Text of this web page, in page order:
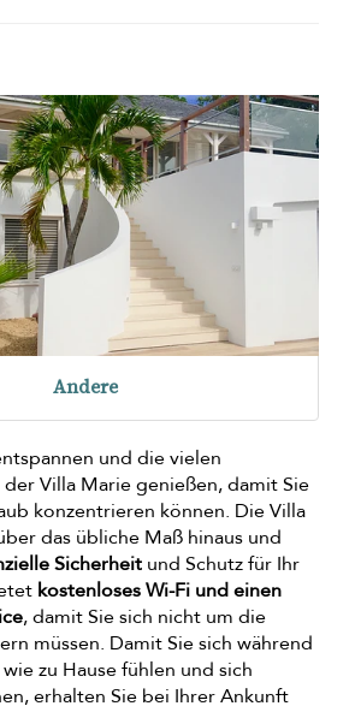
Andere
und die vielen
Villa Marie genießen, damit Sie
konzentrieren können. Die Villa
das übliche Maß hinaus und
Sicherheit und Schutz für Ihr
kostenloses Wi-Fi und einen
, damit Sie sich nicht um die
müssen. Damit Sie sich während
zu Hause fühlen und sich
erhalten Sie bei Ihrer Ankunft